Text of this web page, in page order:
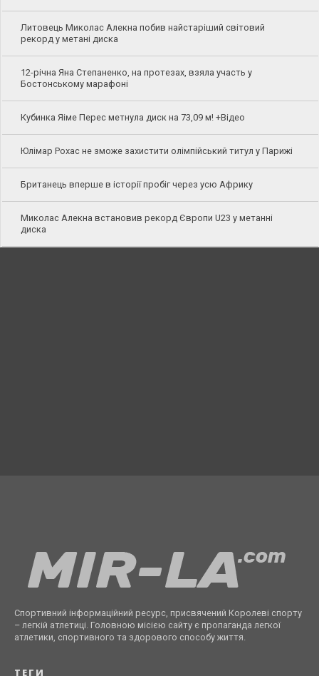
Литовець Миколас Алекна побив найстаріший світовий
рекорд у метані диска
12-річна Яна Степаненко, на протезах, взяла участь у
Бостонському марафоні
Кубинка Яіме Перес метнула диск на 73,09 м! +Відео
Юлімар Рохас не зможе захистити олімпійський титул у Парижі
Британець вперше в історії пробіг через усю Африку
Миколас Алекна встановив рекорд Європи U23 у метанні
диска
Спортивний інформаційний ресурс, присвячений Королеві спорту
– легкій атлетиці. Головною місією сайту є пропаганда легкої
атлетики, спортивного та здорового способу життя.
ТЕГИ